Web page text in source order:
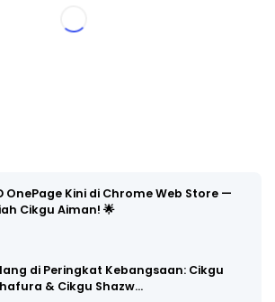
OnePage Kini di Chrome Web Store —
Cikgu Aiman! 🌟
di Peringkat Kebangsaan: Cikgu
& Cikgu Shazw…